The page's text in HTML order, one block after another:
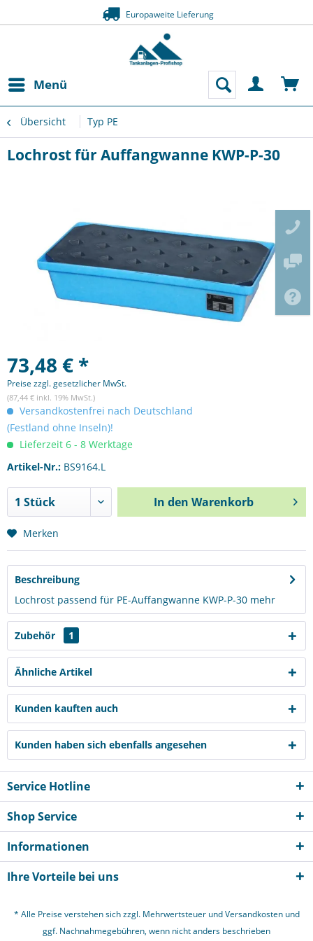
Europaweite Lieferung
Menü
Übersicht Typ PE
Lochrost für Auffangwanne KWP-P-30
73,48 € *
Preise zzgl. gesetzlicher MwSt.
(87,44 € inkl. 19% MwSt.)
Versandkostenfrei nach Deutschland
(Festland ohne Inseln)!
Lieferzeit 6 - 8 Werktage
Artikel-Nr.: BS9164.L
In den Warenkorb
Merken
Beschreibung
Lochrost passend für PE-Auffangwanne KWP-P-30 mehr
Zubehör 1
Ähnliche Artikel
Kunden kauften auch
Kunden haben sich ebenfalls angesehen
Service Hotline
Shop Service
Informationen
Ihre Vorteile bei uns
* Alle Preise verstehen sich zzgl. Mehrwertsteuer undVersandkostenund
ggf. Nachnahmegebühren, wenn nicht anders beschrieben